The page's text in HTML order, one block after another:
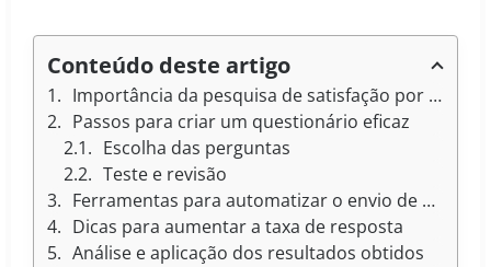
Conteúdo deste artigo
Importância da pesquisa de satisfação por e-mail
Passos para criar um questionário eficaz
Escolha das perguntas
Teste e revisão
Ferramentas para automatizar o envio de pesquisas
Dicas para aumentar a taxa de resposta
Análise e aplicação dos resultados obtidos